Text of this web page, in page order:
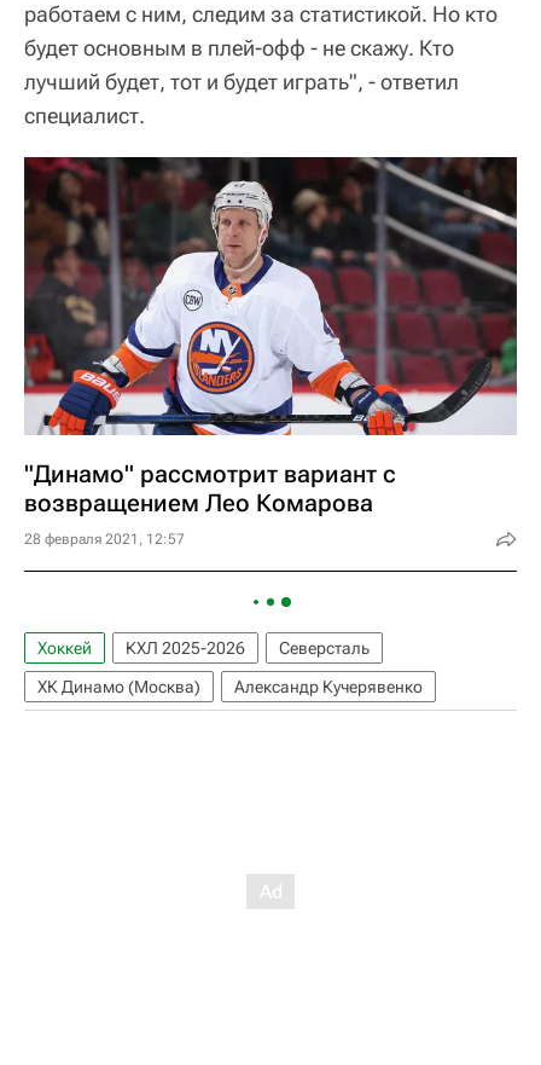
работаем с ним, следим за статистикой. Но кто
будет основным в плей-офф - не скажу. Кто
лучший будет, тот и будет играть", - ответил
специалист.
"Динамо" рассмотрит вариант с
возвращением Лео Комарова
28 февраля 2021, 12:57
Хоккей КХЛ 2025-2026
Северсталь
ХК Динамо (Москва)
Александр Кучерявенко